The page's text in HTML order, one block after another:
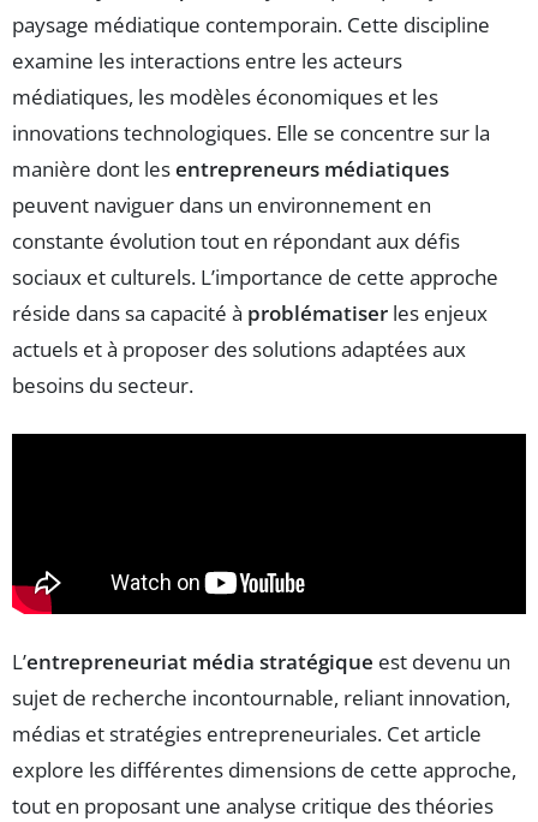
paysage médiatique contemporain. Cette discipline
examine les interactions entre les acteurs
médiatiques, les modèles économiques et les
innovations technologiques. Elle se concentre sur la
manière dont lesentrepreneurs médiatiques
peuvent naviguer dans un environnement en
constante évolution tout en répondant aux défis
sociaux et culturels. L’importance de cette approche
réside dans sa capacité à problématiser les enjeux
actuels et à proposer des solutions adaptées aux
besoins du secteur.
L’entrepreneuriat média stratégique est devenu un
sujet de recherche incontournable, reliant innovation,
médias et stratégies entrepreneuriales. Cet article
explore les différentes dimensions de cette approche,
tout en proposant une analyse critique des théories